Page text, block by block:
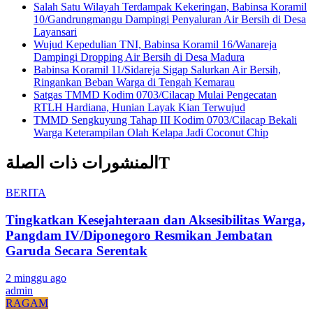
Salah Satu Wilayah Terdampak Kekeringan, Babinsa Koramil
10/Gandrungmangu Dampingi Penyaluran Air Bersih di Desa
Layansari
Wujud Kepedulian TNI, Babinsa Koramil 16/Wanareja
Dampingi Dropping Air Bersih di Desa Madura
Babinsa Koramil 11/Sidareja Sigap Salurkan Air Bersih,
Ringankan Beban Warga di Tengah Kemarau
Satgas TMMD Kodim 0703/Cilacap Mulai Pengecatan
RTLH Hardiana, Hunian Layak Kian Terwujud
TMMD Sengkuyung Tahap III Kodim 0703/Cilacap Bekali
Warga Keterampilan Olah Kelapa Jadi Coconut Chip
المنشورات ذات الصلةT
BERITA
Tingkatkan Kesejahteraan dan Aksesibilitas Warga,
Pangdam IV/Diponegoro Resmikan Jembatan
Garuda Secara Serentak
2 minggu ago
admin
RAGAM